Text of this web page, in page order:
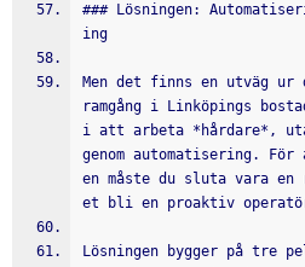
### Lösningen:
ing
Men det finns en utväg
ramgång i Linköpings
i att arbeta *hårdare*,
genom automatisering.
en måste du sluta vara
et bli en proaktiv
Lösningen bygger på tre